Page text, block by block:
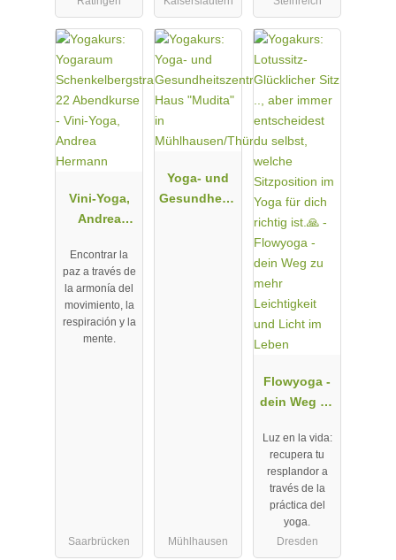
Vini-Yoga,
Andrea
Encontrar la
paz a través de
la armonía del
movimiento, la
respiración y la
mente.
Saarbrücken
Yoga- und
Gesundheits
Mühlhausen
Flowyoga -
dein Weg zu
Leichtigkeit
und Licht im
Leben
Luz en la vida:
recupera tu
resplandor a
través de la
práctica del
yoga.
Dresden